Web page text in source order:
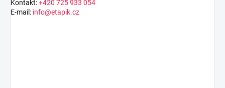
Kontakt:+420 725 933 054
E-mail: info@etapik.cz